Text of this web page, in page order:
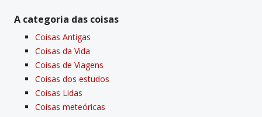
A categoria das coisas
Coisas Antigas
Coisas da Vida
Coisas de Viagens
Coisas dos estudos
Coisas Lidas
Coisas meteóricas